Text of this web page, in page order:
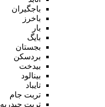
باجگیران
باخرز
بار
بایگ
بجستان
بردسکن
بیدخت
بینالود
تایباد
تربت جام
تربت حیدریه